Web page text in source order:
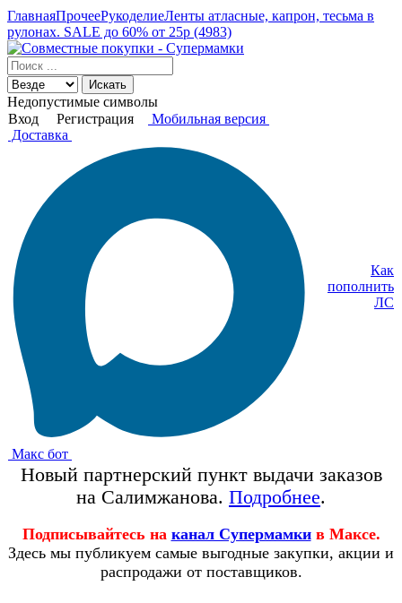
ГлавнаяПрочееРукоделиеЛенты атласные, капрон, тесьма в
рулонах. SALE до 60% от 25р (4983)
Искать
Недопустимые символы
Вход
Регистрация
Мобильная версия
Доставка
Макс бот
Как
пополнить
ЛС
Новый партнерский пункт выдачи заказов
на Салимжанова. Подробнее.
Подписывайтесь на канал Супермамки в Максе.
Здесь мы публикуем самые выгодные закупки, акции и
распродажи от поставщиков.